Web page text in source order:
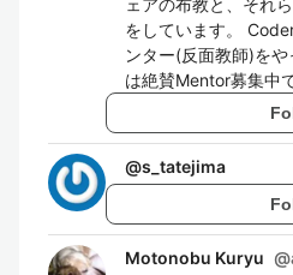
ェアの布教と、それ
をしています。
ンター(反面教師)を
は絶賛Mentor募集中で
@s_tatejima
Motonobu Kuryu @